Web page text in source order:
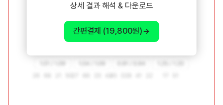
상세 결과 해석 & 다운로드
간편결제 (19,800원)